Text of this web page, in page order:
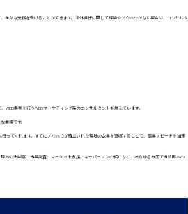
々な支援を受けることができます。海外進出に関して経験やノウハウがない場合は、コンサルタ
集客を行うWEBマーケティング系のコンサルタントも増えています。
業務です。
ってくれます。すでにノウハウが確立された現地の企業を買収することで、事業スピードを加速
地の法制度、市場調査、マーケット支援、キーパーソンの紹介など、あらゆる方面で当該国への